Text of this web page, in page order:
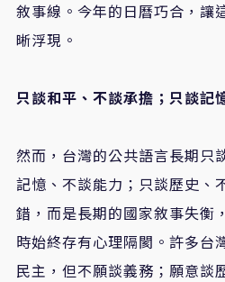
敘事線。今年的日曆巧合，讓
晰浮現。
只談和平、不談承擔；只談記
然而，台灣的公共語言長期只
記憶、不談能力；只談歷史、
錯，而是長期的國家敘事失衡
時始終存有心理隔閡。許多台
民主，但不願談義務；願意談